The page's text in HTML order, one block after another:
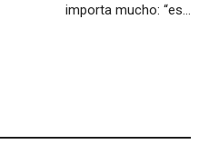
importa mucho: “es…